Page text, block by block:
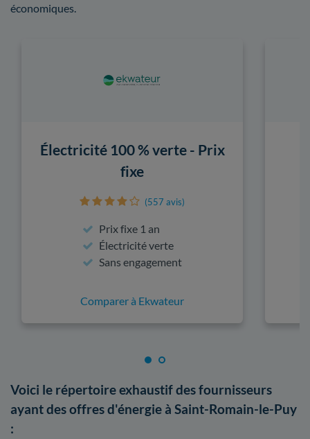
économiques.
Électricité 100 % verte - Prix
fixe
(557 avis)
Prix fixe 1 an
Électricité verte
Sans engagement
Comparer à Ekwateur
Voici le répertoire exhaustif des fournisseurs
ayant des offres d'énergie à Saint-Romain-le-Puy
: